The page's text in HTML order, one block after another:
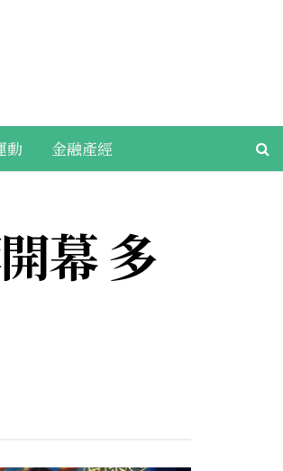
動 金融產經
幕 多